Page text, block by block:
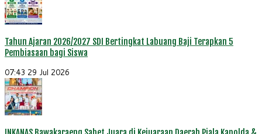
Tahun Ajaran 2026/2027 SDI Bertingkat Labuang Baji Terapkan 5
Pembiasaan bagi Siswa
07:43 29 Jul 2026